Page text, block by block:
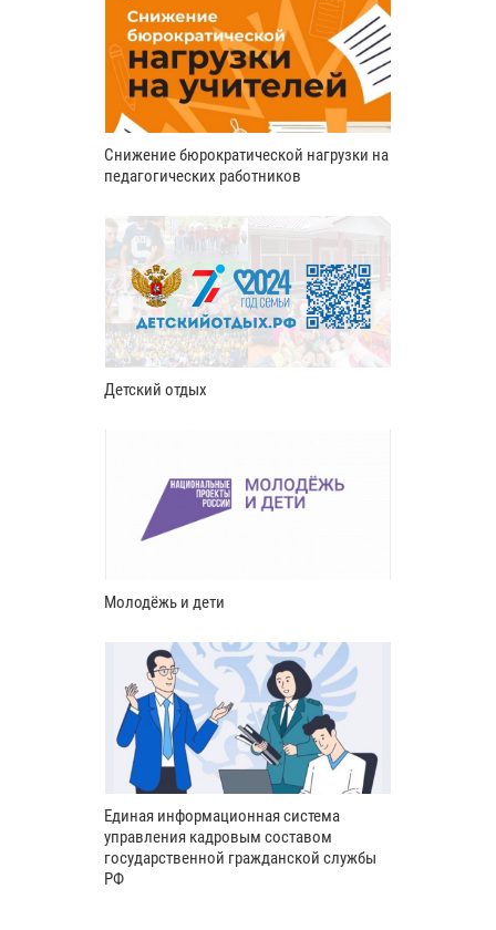
Снижение бюрократической нагрузки на
педагогических работников
Детский отдых
Молодёжь и дети
Единая информационная система
управления кадровым составом
государственной гражданской службы
РФ